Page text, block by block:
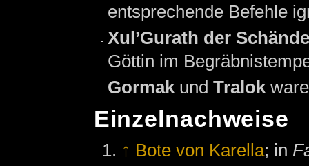
entsprechende Befehle
Xul’Gurath der
Göttin im
Gormakund Tralok
Einzelnachweise
↑ Bote von Karella; in